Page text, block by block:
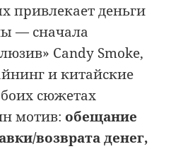
привлекает деньги
— сначала
Candy Smoke,
и китайские
сюжетах
мотив: обещание
возврата денег,